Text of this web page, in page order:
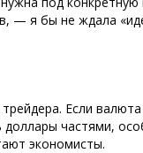
— я бы не ждала
Если
частями,
экономисты.